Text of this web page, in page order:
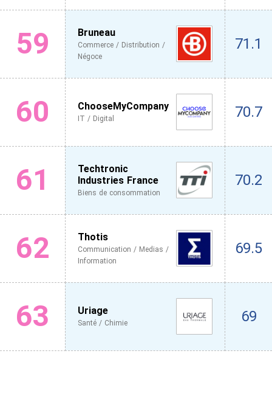
59 Bruneau
Commerce / Distribution /
Négoce
71.1
60 ChooseMyCompany
IT / Digital 70.7
61
Techtronic
Industries France
Biens de consommation
70.2
62 Thotis
Communication / Medias /
Information
69.5
63 Uriage
Santé / Chimie 69